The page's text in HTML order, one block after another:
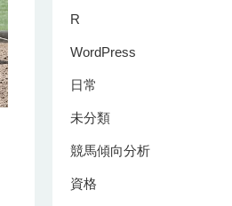
R
WordPress
日常
未分類
競馬傾向分析
資格